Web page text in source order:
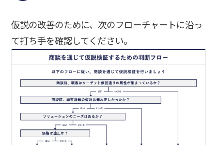
仮説の改善のために、次のフローチャートに沿っ
て打ち手を確認してください。